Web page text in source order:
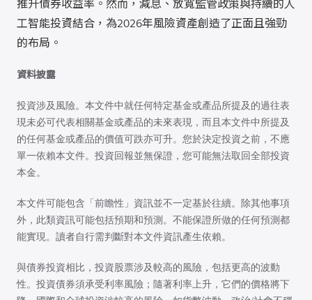
推升債券收益率。然而，減息、放寬監管政策與持續的人
工智能投資結合，為2026年風險資產創造了正面且強勁
的布局。
資料披露
投資涉及風險。本文件中就任何特定基金或產品所提及的過往表
現未必可代表相關基金或產品的未來表現，而且本文件中所提及
的任何基金或產品的價值可跌亦可升。您於決定投資之前，不應
單一依賴本文件。投資回報並無保證，您可能無法取回全部投資
本金。
本文件可能包含「前瞻性」資訊並不一定基於往續。除其他事項
外，此類資訊可能包括預期和預測。不能保證所做的任何預測都
能實現。讀者自行需判斷對本文件資訊產生依賴。
與債券投資相比，投資股票涉及較高的風險，包括更高的波動
性。投資債券須承受利率風險；隨著利率上升，它們的價格將下